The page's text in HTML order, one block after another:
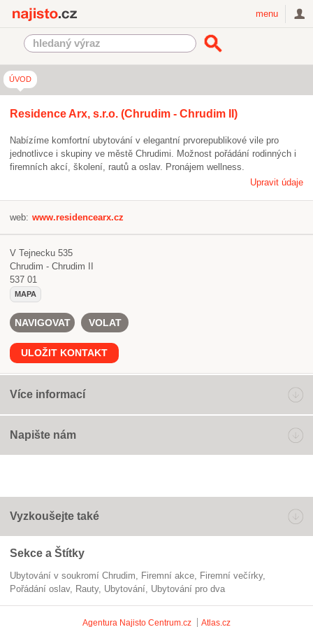
menu
ÚVOD
Residence Arx, s.r.o. (Chrudim - Chrudim II)
Nabízíme komfortní ubytování v elegantní prvorepublikové vile pro
jednotlivce i skupiny ve městě Chrudimi. Možnost pořádání rodinných i
firemních akcí, školení, rautů a oslav. Pronájem wellness.
Upravit údaje
web: www.residencearx.cz
V Tejnecku 535
Chrudim - Chrudim II
537 01
MAPA
NAVIGOVAT VOLAT
ULOŽIT KONTAKT
Více informací
Napište nám
Vyzkoušejte také
Sekce a Štítky
Ubytování v soukromí Chrudim firemní akce
firemní večírky
pořádání oslav
rauty Ubytování ubytování pro dva
Agentura Najisto Centrum.cz Atlas.cz